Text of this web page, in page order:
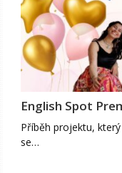
English Spot
Příběh projektu,
se…